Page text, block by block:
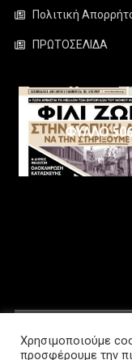
Πολιτική
ΠΡΩΤΟΣΕΛΙΔΑ
ΦΥΛΛΟ
Χρησιμοποιούμε
προσφέρουμε την